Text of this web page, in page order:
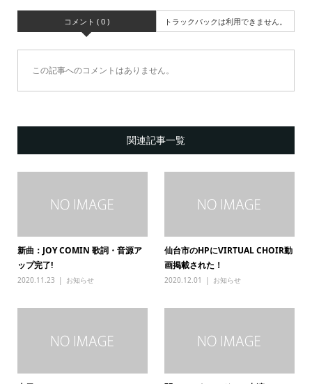
コメント ( 0 ) トラックバックは利用できません。
この記事へのコメントはありません。
関連記事一覧
新曲：JOY COMIN 歌詞・音源ア
ップ完了!
2020.11.23 お知らせ
仙台市のHPにVIRTUAL CHOIR動
画掲載された！
2020.12.01 お知らせ